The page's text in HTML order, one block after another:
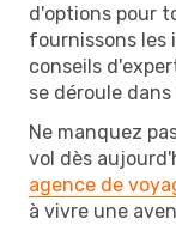
d'options pour
fournissons les
conseils
se déroule
Ne manquez
vol dès
agence de
à vivre une